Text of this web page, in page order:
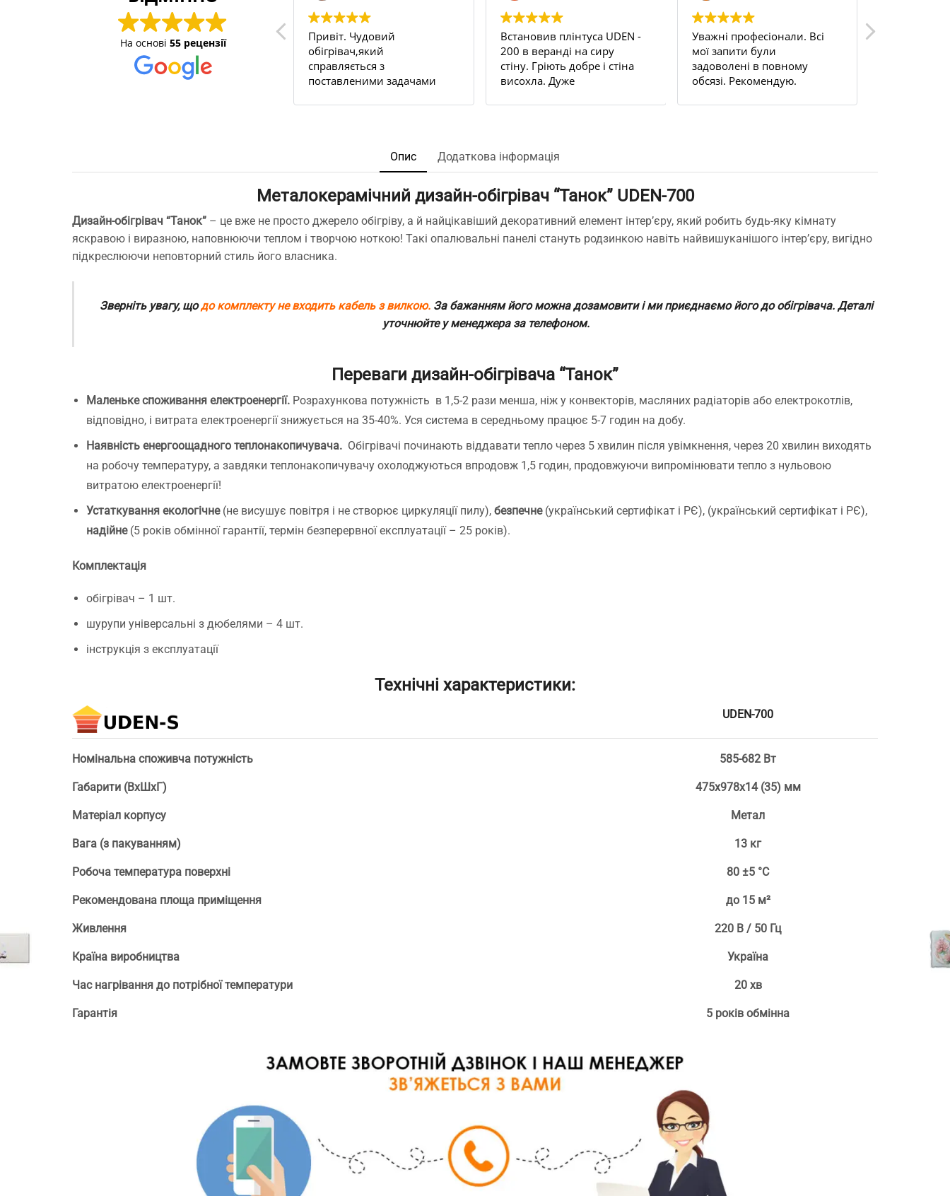
На основі 55 рецензії
Швидко опрацювали
замовлення, приємне
спілкування з
менеджером), на сайті
Привіт. Чудовий
обігрівач,який
справляється з
поставленими задачами
з'являлася пліснява на
шпалерах ,навіть якщо
відбивати їх з усіма
можливими рідинами
проти плісняви.
Знайшли чудо
плінтуси,замовили,попередньо
проконсультувались з
термрмодатчиків,відправка
і доставка швидка.Надійно
запаковані. Легко
сухі, та більше не цвітуть.
Якби я знала про плінтуси
раніше, встановила би їх
замість керамічної панелі
Рекомендую
Встановив плінтуса UDEN -
200 в веранді на сиру
стіну. Гріють добре і стіна
висохла. Дуже
Уважні професіонали. Всі
мої запити були
задоволені в повному
обсязі. Рекомендую.
Опис Додаткова інформація
Металокерамічний дизайн-обігрівач “Танок” UDEN-700
Дизайн-обігрівач “Танок” – це вже не просто джерело обігріву, а й найцікавіший декоративний елемент інтер’єру, який робить будь-яку кімнату
яскравою і виразною, наповнюючи теплом і творчою ноткою! Такі опалювальні панелі стануть родзинкою навіть найвишуканішого інтер’єру, вигідно
підкреслюючи неповторний стиль його власника.
Зверніть увагу, щодо комплекту не входить кабель з вилкою. За бажанням його можна дозамовити і ми приєднаємо його до обігрівача. Деталі
уточнюйте у менеджера за телефоном.
Переваги дизайн-обігрівача “Танок”
Маленьке споживання електроенергії. Розрахункова потужність в 1,5-2 рази менша, ніж у конвекторів, масляних радіаторів або електрокотлів,
відповідно, і витрата електроенергії знижується на 35-40%. Уся система в середньому працює 5-7 годин на добу.
Наявність енергоощадного теплонакопичувача. Обігрівачі починають віддавати тепло через 5 хвилин після увімкнення, через 20 хвилин виходять
на робочу температуру, а завдяки теплонакопичувачу охолоджуються впродовж 1,5 годин, продовжуючи випромінювати тепло з нульовою
витратою електроенергії!
Устаткування екологічне (не висушує повітря і не створює циркуляції пилу), безпечне (український сертифікат і РЄ), (український сертифікат і РЄ),
надійне(5 років обмінної гарантії, термін безперервної експлуатації – 25 років).
Комплектація
обігрівач – 1 шт.
шурупи універсальні з дюбелями – 4 шт.
інструкція з експлуатації
Технічні характеристики:
UDEN-700
Номінальна споживча потужність 585-682 Вт
Габарити (ВхШхГ) 475х978х14 (35) мм
Матеріал корпусу Метал
Вага (з пакуванням) 13 кг
Робоча температура поверхні 80 ±5 °С
Рекомендована площа приміщення до 15 м²
Живлення 220 В / 50 Гц
Країна виробництва Україна
Час нагрівання до потрібної температури 20 хв
Гарантія 5 років обмінна